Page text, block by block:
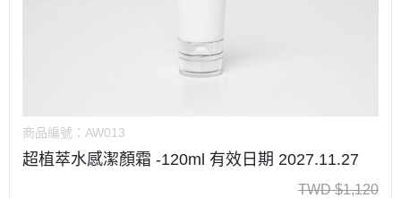
商品編號： AW013
超植萃水感潔顏霜 -120ml 有效日期 2027.11.27
TWD $1,120